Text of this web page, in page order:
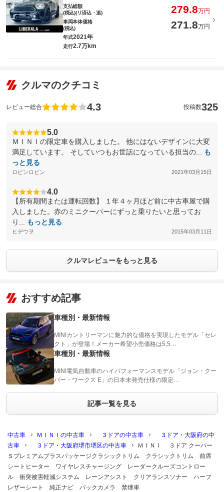
支払総額
(税込)(リ済込・追)
279.8万円
車両本体価格
(税込)
271.8万円
年式2021年
走行2.7万km
クルマのクチコミ
レビュー総合 4.3 投稿数325
5.0
ＭＩＮＩの限定車を購入しました。 他にはないデザインに大変
満足しています。 そしていつもお世話になっている担当の...
も
っと見る
ロビンロビン 2021年03月15日
4.0
【所有期間または運転回数】 １年４ヶ月ほど前に中古車屋で購
入しました。赤のミニクーパーにずっと乗りたいと思ってお
り...
もっと見る
ヒデウヲ 2015年03月11日
クルマレビューをもっと見る
おすすめ記事
車種別・最新情報
MINIカントリーマンに魅力的な価格を実現したモデル「セレ
クト」が登場！メーカー希望小売価格は5,5…
車種別・最新情報
MINI電気自動車のハイパフォーマンスモデル「ジョン・クー
パー・ワークス E」の日本未発売仕様の限定…
記事一覧を見る
中古車 ＭＩＮＩの中古車 ３ドアの中古車
３ドア・大阪府の中
古車
３ドア・大阪府堺市堺区の中古車
ＭＩＮＩ ３ドア クーパー
Ｓプレミアムプラスパッケージクラシックトリム クラシックトリム 前席
シートヒーター ワイヤレスチャージング レーダークルーズコントロー
ル 衝突被害軽減システム レーンアシスト クリアランスソナー ハーフ
レザーシート 純正ナビ バックカメラ 禁煙車